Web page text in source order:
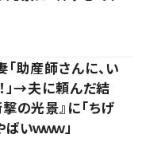
助産師さんに、い
」→夫に頼んだ結
の光景』に「ちげ
いｗｗｗ」